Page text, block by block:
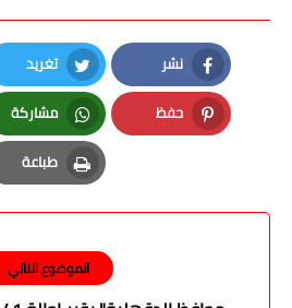
نشر
Facebook
تغريد
Twitter
حفظ
Pinterest
مشاركة
Whatsapp
طباعة
Print
الموضوع التالي